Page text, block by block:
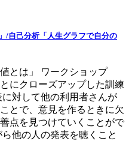
/自己分析「人生グラフで自分の
とは」 ワークショップ
にクローズアップした訓練
対して他の利用者さんが
とで、意見を作るときに欠
点を見つけていくことがで
他の人の発表を聴くこと